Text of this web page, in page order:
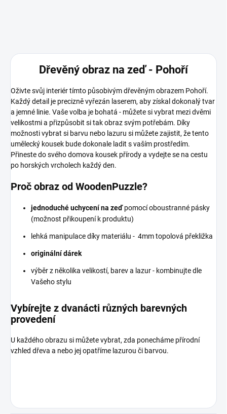
Dřevěný obraz na zeď - Pohoří
Oživte svůj interiér tímto působivým dřevěným obrazem Pohoří.
Každý detail je precizně vyřezán laserem, aby získal dokonalý tvar
a jemné linie. Vaše volba je bohatá - můžete si vybrat mezi dvěmi
velikostmi a přizpůsobit si tak obraz svým potřebám. Díky
možnosti vybrat si barvu nebo lazuru si můžete zajistit, že tento
umělecký kousek bude dokonale ladit s vaším prostředím.
Přineste do svého domova kousek přírody a vydejte se na cestu
po horských vrcholech každý den.
Proč obraz od WoodenPuzzle?
jednoduché uchycení na zeďpomocí oboustranné pásky
(možnost přikoupení k produktu)
lehká manipulace díky materiálu - 4mm topolová překližka
originální dárek
výběr z několika velikostí, barev a lazur - kombinujte dle
Vašeho stylu
Vybírejte z dvanácti různých barevných
provedení
U každého obrazu si můžete vybrat, zda ponecháme přírodní
vzhled dřeva a nebo jej opatříme lazurou či barvou.